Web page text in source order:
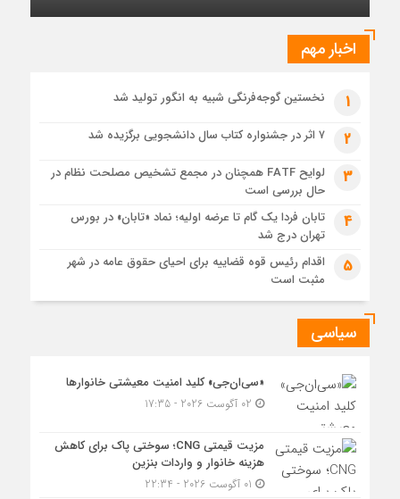
عرضه اولیه تابان فردا (بزرگترین عرضه اولیه تاریخ بورس) از
نگاهی دیگر
1 هفته قبل
حل موانع صادرات برق
اخبار مهم
1 نخستین گوجه‌فرنگی شبیه به انگور تولید شد
2 ۷ اثر در جشنواره کتاب سال دانشجویی برگزیده شد
3
لوایح FATF همچنان در مجمع تشخیص مصلحت نظام در
حال بررسی است
4
تابان فردا یک گام تا عرضه اولیه؛ نماد «تابان» در بورس
تهران درج شد
5
اقدام رئیس قوه قضاییه برای احیای حقوق عامه در شهر
مثبت است
سیاسی
«سی‌ان‌جی» کلید امنیت معیشتی خانوارها
مزیت قیمتی CNG؛ سوختی پاک برای کاهش
هزینه خانوار و واردات بنزین